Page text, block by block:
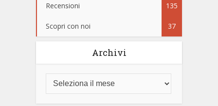
Recensioni 135
Scopri con noi 37
Archivi